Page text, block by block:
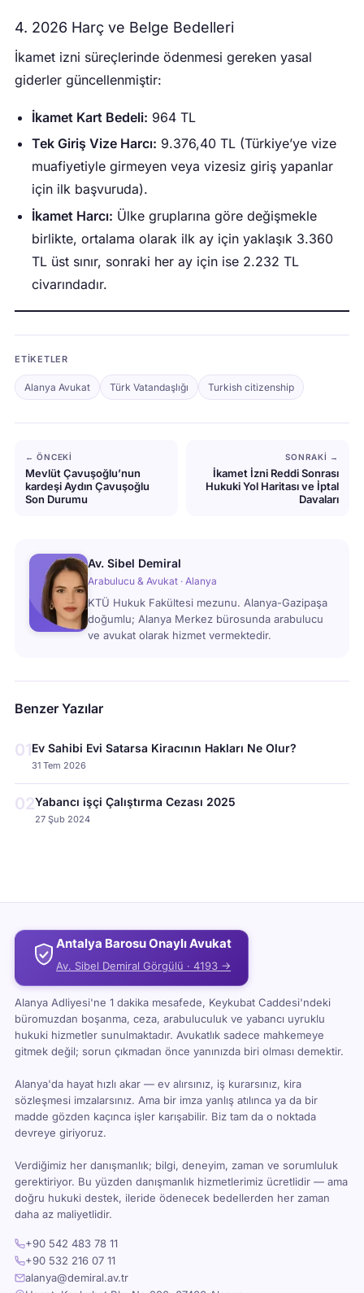
4. 2026 Harç ve Belge Bedelleri
İkamet izni süreçlerinde ödenmesi gereken yasal
giderler güncellenmiştir:
İkamet Kart Bedeli: 964 TL
Tek Giriş Vize Harcı: 9.376,40 TL (Türkiye’ye vize
muafiyetiyle girmeyen veya vizesiz giriş yapanlar
için ilk başvuruda).
İkamet Harcı: Ülke gruplarına göre değişmekle
birlikte, ortalama olarak ilk ay için yaklaşık 3.360
TL üst sınır, sonraki her ay için ise 2.232 TL
civarındadır.
ETIKETLER
Alanya Avukat Türk Vatandaşlığı Turkish citizenship
← ÖNCEKI
Mevlüt Çavuşoğlu’nun
kardeşi Aydın Çavuşoğlu
Son Durumu
SONRAKI →
İkamet İzni Reddi Sonrası
Hukuki Yol Haritası ve İptal
Davaları
Av. Sibel Demiral
Arabulucu & Avukat · Alanya
KTÜ Hukuk Fakültesi mezunu. Alanya-Gazipaşa
doğumlu; Alanya Merkez bürosunda arabulucu
ve avukat olarak hizmet vermektedir.
Benzer Yazılar
01Ev Sahibi Evi Satarsa Kiracının Hakları Ne Olur?
31 Tem 2026
02Yabancı işçi Çalıştırma Cezası 2025
27 Şub 2024
Antalya Barosu Onaylı Avukat
Av. Sibel Demiral Görgülü · 4193 →
Alanya Adliyesi'ne 1 dakika mesafede, Keykubat Caddesi'ndeki
büromuzdan boşanma, ceza, arabuluculuk ve yabancı uyruklu
hukuki hizmetler sunulmaktadır. Avukatlık sadece mahkemeye
gitmek değil; sorun çıkmadan önce yanınızda biri olması demektir.
Alanya'da hayat hızlı akar — ev alırsınız, iş kurarsınız, kira
sözleşmesi imzalarsınız. Ama bir imza yanlış atılınca ya da bir
madde gözden kaçınca işler karışabilir. Biz tam da o noktada
devreye giriyoruz.
Verdiğimiz her danışmanlık; bilgi, deneyim, zaman ve sorumluluk
gerektiriyor. Bu yüzden danışmanlık hizmetlerimiz ücretlidir — ama
doğru hukuki destek, ileride ödenecek bedellerden her zaman
daha az maliyetlidir.
+90 542 483 78 11
+90 532 216 07 11
alanya@demiral.av.tr